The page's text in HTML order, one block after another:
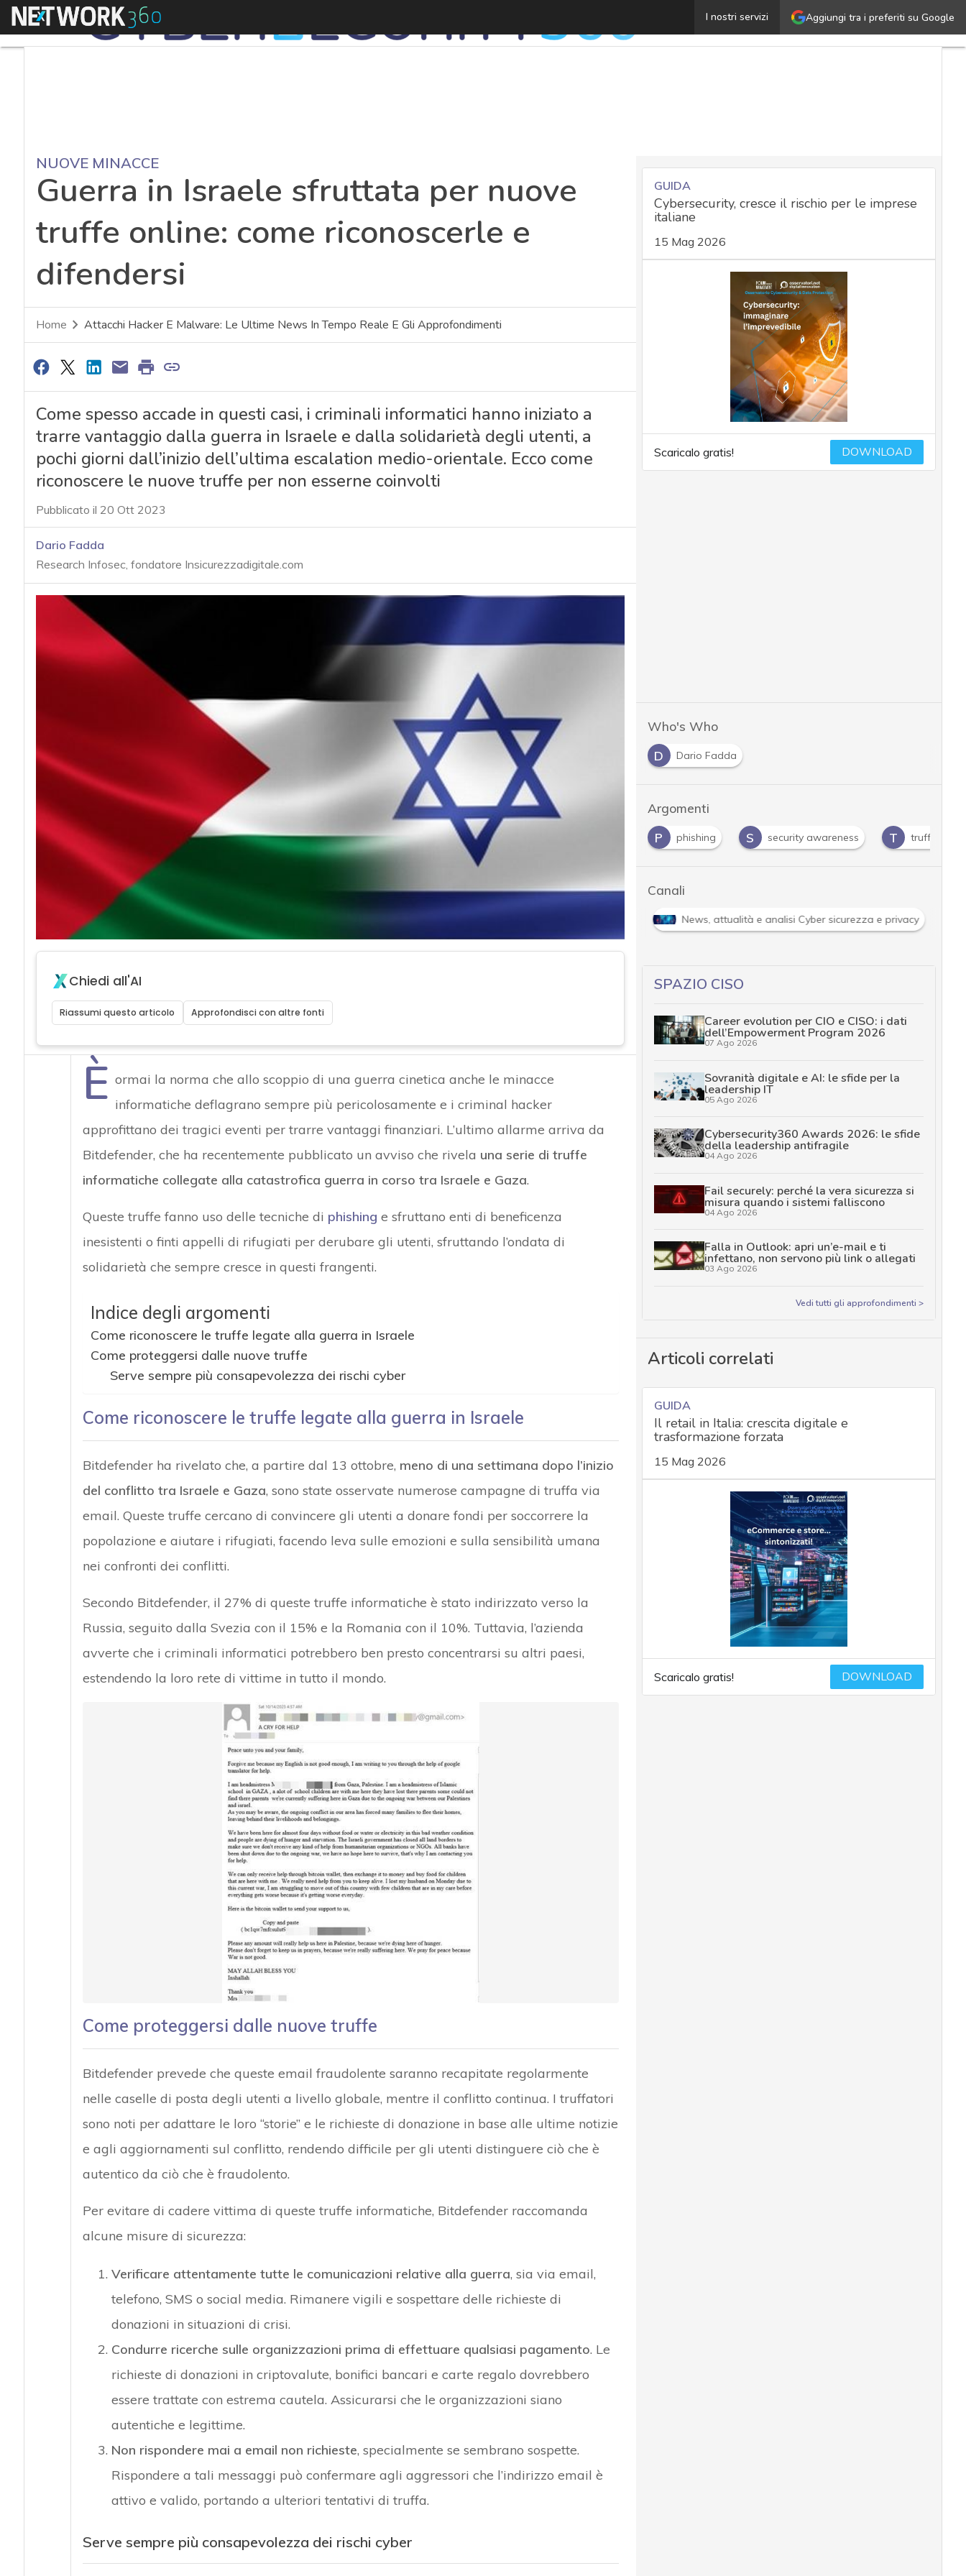
Aggiungi tra i preferiti su Google
I nostri servizi
Menu Guerra in Israele sfruttata per nuove truffe online:
NUOVE MINACCE
Guerra in Israele sfruttata per nuove
truffe online: come riconoscerle e
difendersi
Home Attacchi Hacker E Malware: Le Ultime News In Tempo Reale E Gli Approfondimenti
Come spesso accade in questi casi, i criminali informatici hanno iniziato a
trarre vantaggio dalla guerra in Israele e dalla solidarietà degli utenti, a
pochi giorni dall’inizio dell’ultima escalation medio-orientale. Ecco come
riconoscere le nuove truffe per non esserne coinvolti
Pubblicato il 20 Ott 2023
Dario Fadda
Research Infosec, fondatore Insicurezzadigitale.com
Chiedi all'AI
Riassumi questo articolo Approfondisci con altre fonti
È ormai la norma che allo scoppio di una guerra cinetica anche le minacce
informatiche deflagrano sempre più pericolosamente e i criminal hacker
approfittano dei tragici eventi per trarre vantaggi finanziari. L’ultimo allarme arriva da
Bitdefender, che ha recentemente pubblicato un avviso che rivela una serie di truffe
informatiche collegate alla catastrofica guerra in corso tra Israele e Gaza.
Queste truffe fanno uso delle tecniche di phishing e sfruttano enti di beneficenza
inesistenti o finti appelli di rifugiati per derubare gli utenti, sfruttando l’ondata di
solidarietà che sempre cresce in questi frangenti.
Indice degli argomenti
Come riconoscere le truffe legate alla guerra in Israele
Come proteggersi dalle nuove truffe
Serve sempre più consapevolezza dei rischi cyber
Come riconoscere le truffe legate alla guerra in Israele
Bitdefender ha rivelato che, a partire dal 13 ottobre, meno di una settimana dopo l’inizio
del conflitto tra Israele e Gaza, sono state osservate numerose campagne di truffa via
email. Queste truffe cercano di convincere gli utenti a donare fondi per soccorrere la
popolazione e aiutare i rifugiati, facendo leva sulle emozioni e sulla sensibilità umana
nei confronti dei conflitti.
Secondo Bitdefender, il 27% di queste truffe informatiche è stato indirizzato verso la
Russia, seguito dalla Svezia con il 15% e la Romania con il 10%. Tuttavia, l’azienda
avverte che i criminali informatici potrebbero ben presto concentrarsi su altri paesi,
estendendo la loro rete di vittime in tutto il mondo.
Come proteggersi dalle nuove truffe
Bitdefender prevede che queste email fraudolente saranno recapitate regolarmente
nelle caselle di posta degli utenti a livello globale, mentre il conflitto continua. I truffatori
sono noti per adattare le loro “storie” e le richieste di donazione in base alle ultime notizie
e agli aggiornamenti sul conflitto, rendendo difficile per gli utenti distinguere ciò che è
autentico da ciò che è fraudolento.
Per evitare di cadere vittima di queste truffe informatiche, Bitdefender raccomanda
alcune misure di sicurezza:
Verificare attentamente tutte le comunicazioni relative alla guerra, sia via email,
telefono, SMS o social media. Rimanere vigili e sospettare delle richieste di
donazioni in situazioni di crisi.
Condurre ricerche sulle organizzazioni prima di effettuare qualsiasi pagamento. Le
richieste di donazioni in criptovalute, bonifici bancari e carte regalo dovrebbero
essere trattate con estrema cautela. Assicurarsi che le organizzazioni siano
autentiche e legittime.
Non rispondere mai a email non richieste, specialmente se sembrano sospette.
Rispondere a tali messaggi può confermare agli aggressori che l’indirizzo email è
attivo e valido, portando a ulteriori tentativi di truffa.
Serve sempre più consapevolezza dei rischi cyber
GUIDA
Cybersecurity, cresce il rischio per le imprese
italiane
15 Mag 2026
Scaricalo gratis! DOWNLOAD
Who's Who
D
Dario Fadda
Argomenti
P phishing S security awareness T truffe
Canali
News, attualità e analisi Cyber sicurezza e privacy
SPAZIO CISO
Career evolution per CIO e CISO: i dati
dell’Empowerment Program 2026
07 Ago 2026
Sovranità digitale e AI: le sfide per la
leadership IT
05 Ago 2026
Cybersecurity360 Awards 2026: le sfide
della leadership antifragile
04 Ago 2026
Fail securely: perché la vera sicurezza si
misura quando i sistemi falliscono
04 Ago 2026
Falla in Outlook: apri un’e-mail e ti
infettano, non servono più link o allegati
03 Ago 2026
Vedi tutti gli approfondimenti >
Articoli correlati
GUIDA
Il retail in Italia: crescita digitale e
trasformazione forzata
15 Mag 2026
Scaricalo gratis! DOWNLOAD